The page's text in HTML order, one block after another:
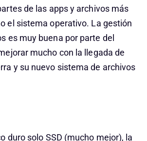
de las apps y archivos más
el sistema operativo. La gestión
es muy buena por parte del
mucho con la llegada de
y su nuevo sistema de archivos
duro solo SSD (mucho mejor), la